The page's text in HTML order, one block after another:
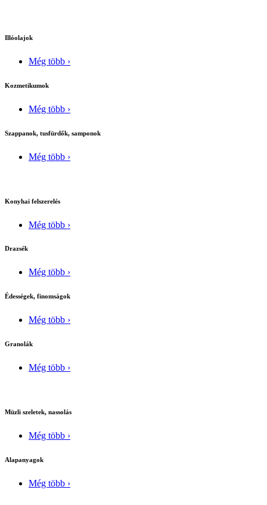
Illóolajok
Még több ›
Kozmetikumok
Még több ›
Szappanok, tusfürdők, samponok
Még több ›
Konyhai felszerelés
Még több ›
Drazsék
Még több ›
Édességek, finomságok
Még több ›
Granolák
Még több ›
Müzli szeletek, nassolás
Még több ›
Alapanyagok
Még több ›